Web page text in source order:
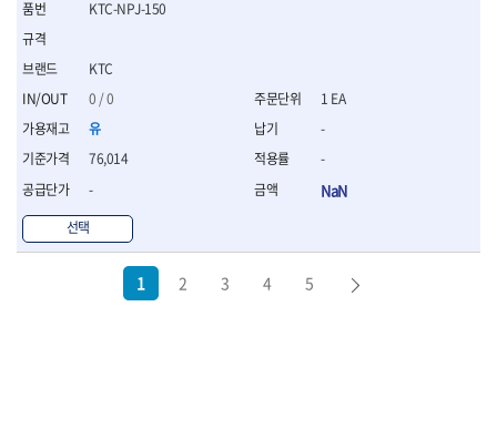
KTC
0 / 0
유
76,014
-
선택
KTC-NPJ-150
1 EA
-
-
NaN
1 2 3 4 5